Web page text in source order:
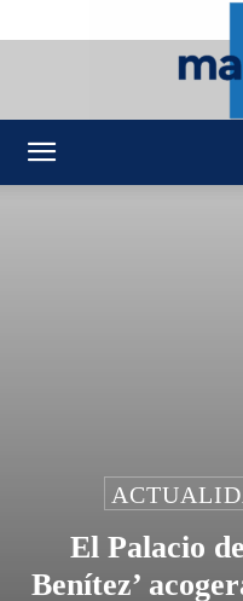
El Palacio
Benítez’